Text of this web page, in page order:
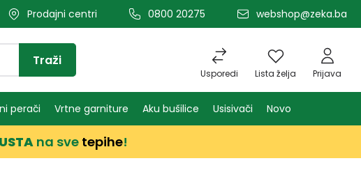
Prodajni centri 0800 20275 webshop@zeka.ba
Usporedi Lista želja Prijava
Traži
perači Vrtne garniture Aku bušilice Usisivači Novo
na sve tepihe!